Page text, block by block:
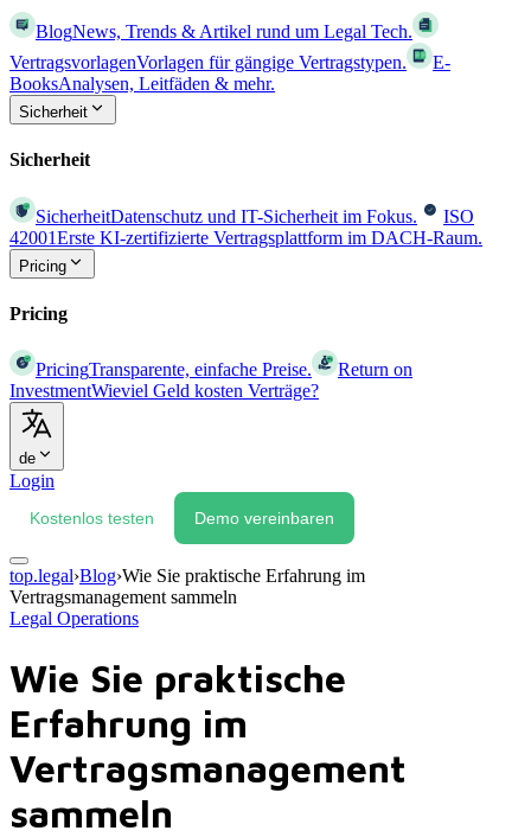
BlogNews, Trends & Artikel rund um Legal Tech.
VertragsvorlagenVorlagen für gängige Vertragstypen.
E-
BooksAnalysen, Leitfäden & mehr.
Sicherheit
Sicherheit
SicherheitDatenschutz und IT-Sicherheit im Fokus.
ISO
42001Erste KI-zertifizierte Vertragsplattform im DACH-Raum.
Pricing
Pricing
PricingTransparente, einfache Preise.
Return on
InvestmentWieviel Geld kosten Verträge?
de
Login
Kostenlos testen Demo vereinbaren
top.legal›Blog›Wie Sie praktische Erfahrung im
Vertragsmanagement sammeln
Legal Operations
Wie Sie praktische
Erfahrung im
Vertragsmanagement
sammeln